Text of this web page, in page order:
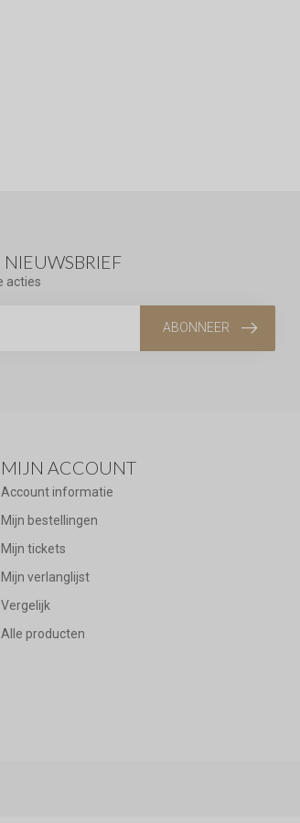
acties
ABONNEER
MIJN ACCOUNT
Account informatie
Mijn bestellingen
Mijn tickets
Mijn verlanglijst
Vergelijk
Alle producten